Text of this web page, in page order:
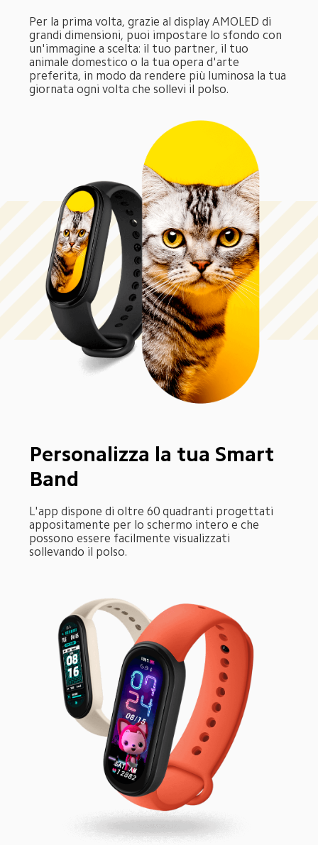
Per la prima volta, grazie al display AMOLED di
grandi dimensioni, puoi impostare lo sfondo con
un'immagine a scelta: il tuo partner, il tuo
animale domestico o la tua opera d'arte
preferita, in modo da rendere più luminosa la tua
giornata ogni volta che sollevi il polso.
Personalizza la tua Smart
Band
L'app dispone di oltre 60 quadranti progettati
appositamente per lo schermo intero e che
possono essere facilmente visualizzati
sollevando il polso.